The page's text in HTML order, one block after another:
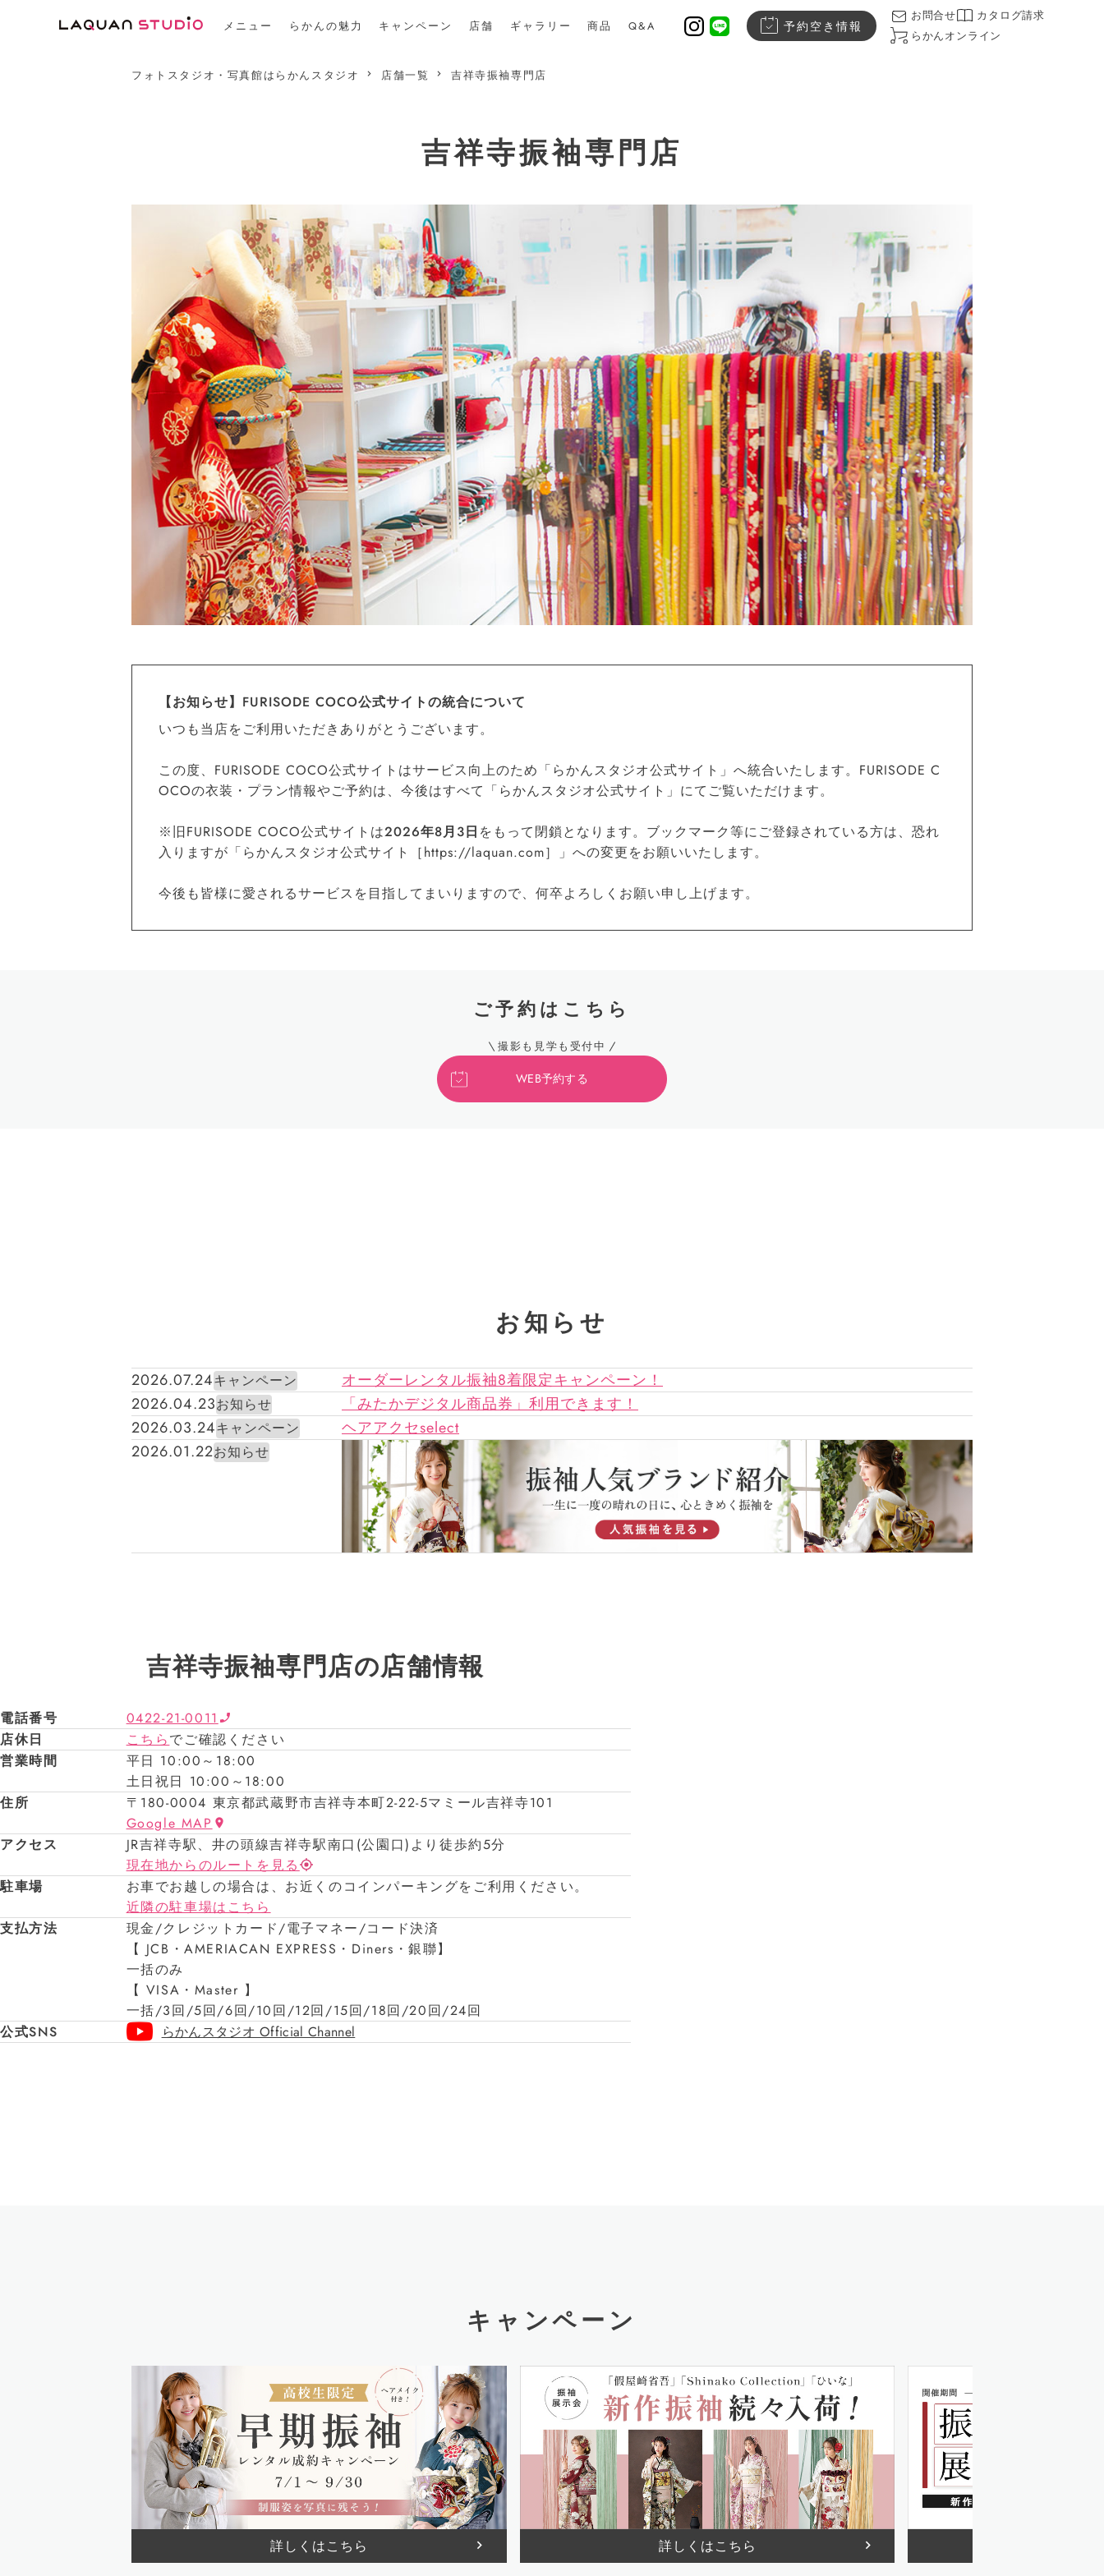
メニュー らかんの魅力 キャンペーン 店舗 ギャラリー 商品 Q&A 予約空き情報
お問合せ
カタログ請求
らかんオンライン
フォトスタジオ・写真館はらかんスタジオ 店舗一覧 吉祥寺振袖専門店
吉祥寺振袖専門店
【お知らせ】FURISODE COCO公式サイトの統合について
いつも当店をご利用いただきありがとうございます。
この度、FURISODE COCO公式サイトはサービス向上のため「らかんスタジオ公式サイト」へ統合いたします。FURISODE C
OCOの衣装・プラン情報やご予約は、今後はすべて「らかんスタジオ公式サイト」にてご覧いただけます。
※旧FURISODE COCO公式サイトは2026年8月3日 をもって閉鎖となります。ブックマーク等にご登録されている方は、恐れ
入りますが「らかんスタジオ公式サイト［https://laquan.com］」への変更をお願いいたします。
今後も皆様に愛されるサービスを目指してまいりますので、何卒よろしくお願い申し上げます。
ご予約はこちら
撮影も見学も受付中
WEB予約する
お知らせ
2026.07.24キャンペーン
オーダーレンタル振袖8着限定キャンペーン！
2026.04.23お知らせ
「みたかデジタル商品券」利用できます！
2026.03.24キャンペーン
ヘアアクセselect
2026.01.22お知らせ
吉祥寺振袖専門店の店舗情報
電話番号
0422-21-0011
店休日
こちらでご確認ください
営業時間
平日 10:00～18:00
土日祝日 10:00～18:00
住所
〒180-0004 東京都武蔵野市吉祥寺本町2-22-5マミール吉祥寺101
Google MAP
アクセス
JR吉祥寺駅、井の頭線吉祥寺駅南口(公園口)より徒歩約5分
現在地からのルートを見る
駐車場
お車でお越しの場合は、お近くのコインパーキングをご利用ください。
近隣の駐車場はこちら
支払方法
現金/クレジットカード/電子マネー/コード決済
【 JCB・AMERIACAN EXPRESS・Diners・銀聯】
一括のみ
【 VISA・Master 】
一括/3回/5回/6回/10回/12回/15回/18回/20回/24回
公式SNS
らかんスタジオ Official Channel
キャンペーン
詳しくはこちら 詳しくはこちら